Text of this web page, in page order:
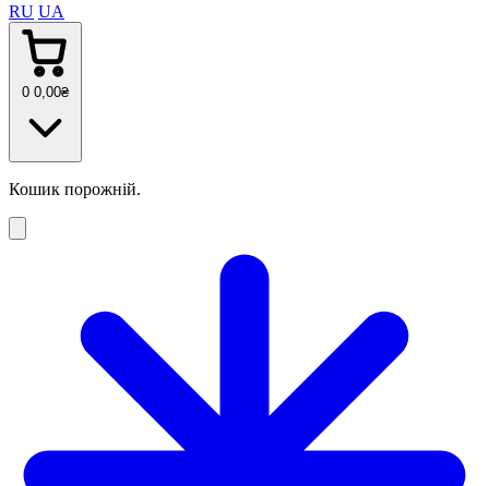
RU UA
0 0 ,00₴
Кошик порожній.